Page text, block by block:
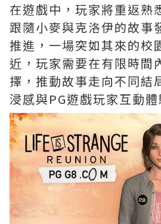
在遊戲中，玩家將重返熟
跟隨小麥與克洛伊的故事
推進，一場突如其來的校
近，玩家需要在有限時間
擇，推動故事走向不同結
浸感與PG遊戲玩家互動體